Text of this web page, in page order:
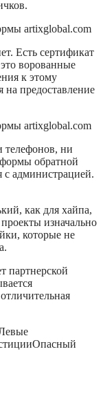
Есть сертификат
ворованные
к этому
на предоставление
телефонов, ни
обратной
с администрацией.
как для хайпа,
изначально
которые не
партнерской